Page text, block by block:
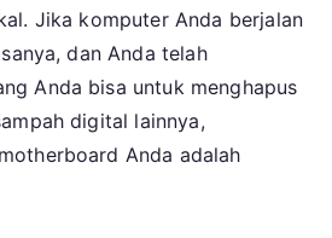
Jika komputer Anda berjalan
dan Anda telah
Anda bisa untuk menghapus
digital lainnya,
Anda adalah